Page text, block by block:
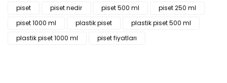
piset
piset nedir piset 500 ml
piset 250 ml
piset 1000 ml
plastik piset
plastik piset 500 ml
plastik piset 1000 ml
piset fiyatları